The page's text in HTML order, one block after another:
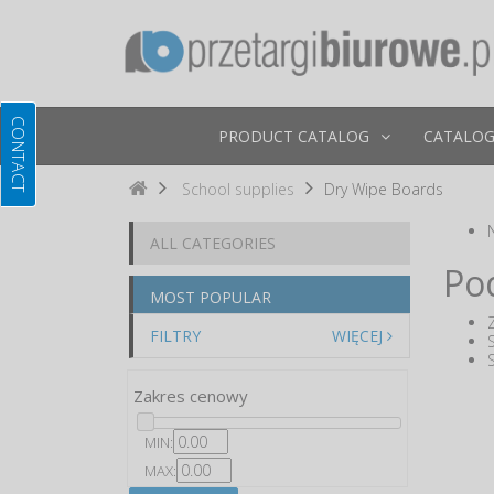
PRODUCT CATALOG
School supplies Dry Wipe Boards
ALL CATEGORIES
MOST POPULAR
FILTRY
WIĘCEJ
Zakres cenowy
MIN:
MAX: